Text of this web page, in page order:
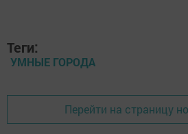
Теги:
УМНЫЕ ГОРОДА
Перейти на страницу